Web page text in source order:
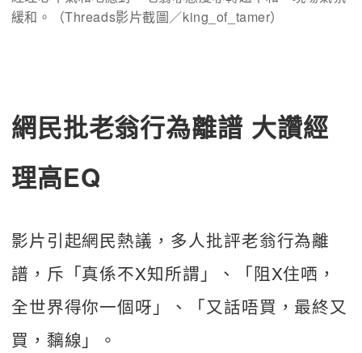
緩和。（Threads影片截圖／king_of_tamer）
網民批老翁行為離譜 大讚經
理高EQ
影片引起網民熱議，多人批評老翁行為離
譜，斥「真係不X知所謂」、「阻X住哂，
全世界得你一個呀」、「又話唔買，最終又
買，黐線」。